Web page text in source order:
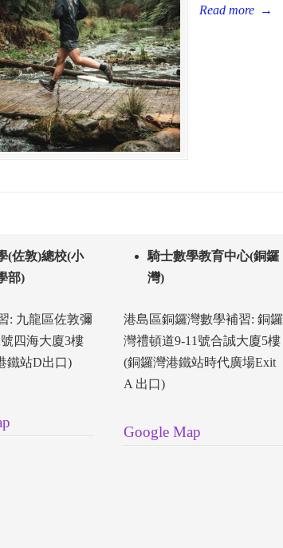
Read more →
(佐敦)總校(小
部)
: 九龍區佐敦彌
四海大廈3樓
鐵站D出口)
騎士數學教育中心(銅鑼
灣)
港島區銅鑼灣數學補習: 銅鑼
灣禮頓道9-11號合誠大廈5樓
(銅鑼灣港鐵站時代廣場Exit
A 出口)
Google Map